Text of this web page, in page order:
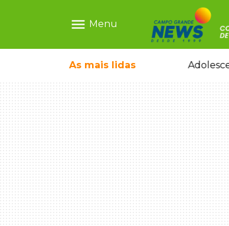
menu Menu
As mais lidas
antes de induzi-la à morte